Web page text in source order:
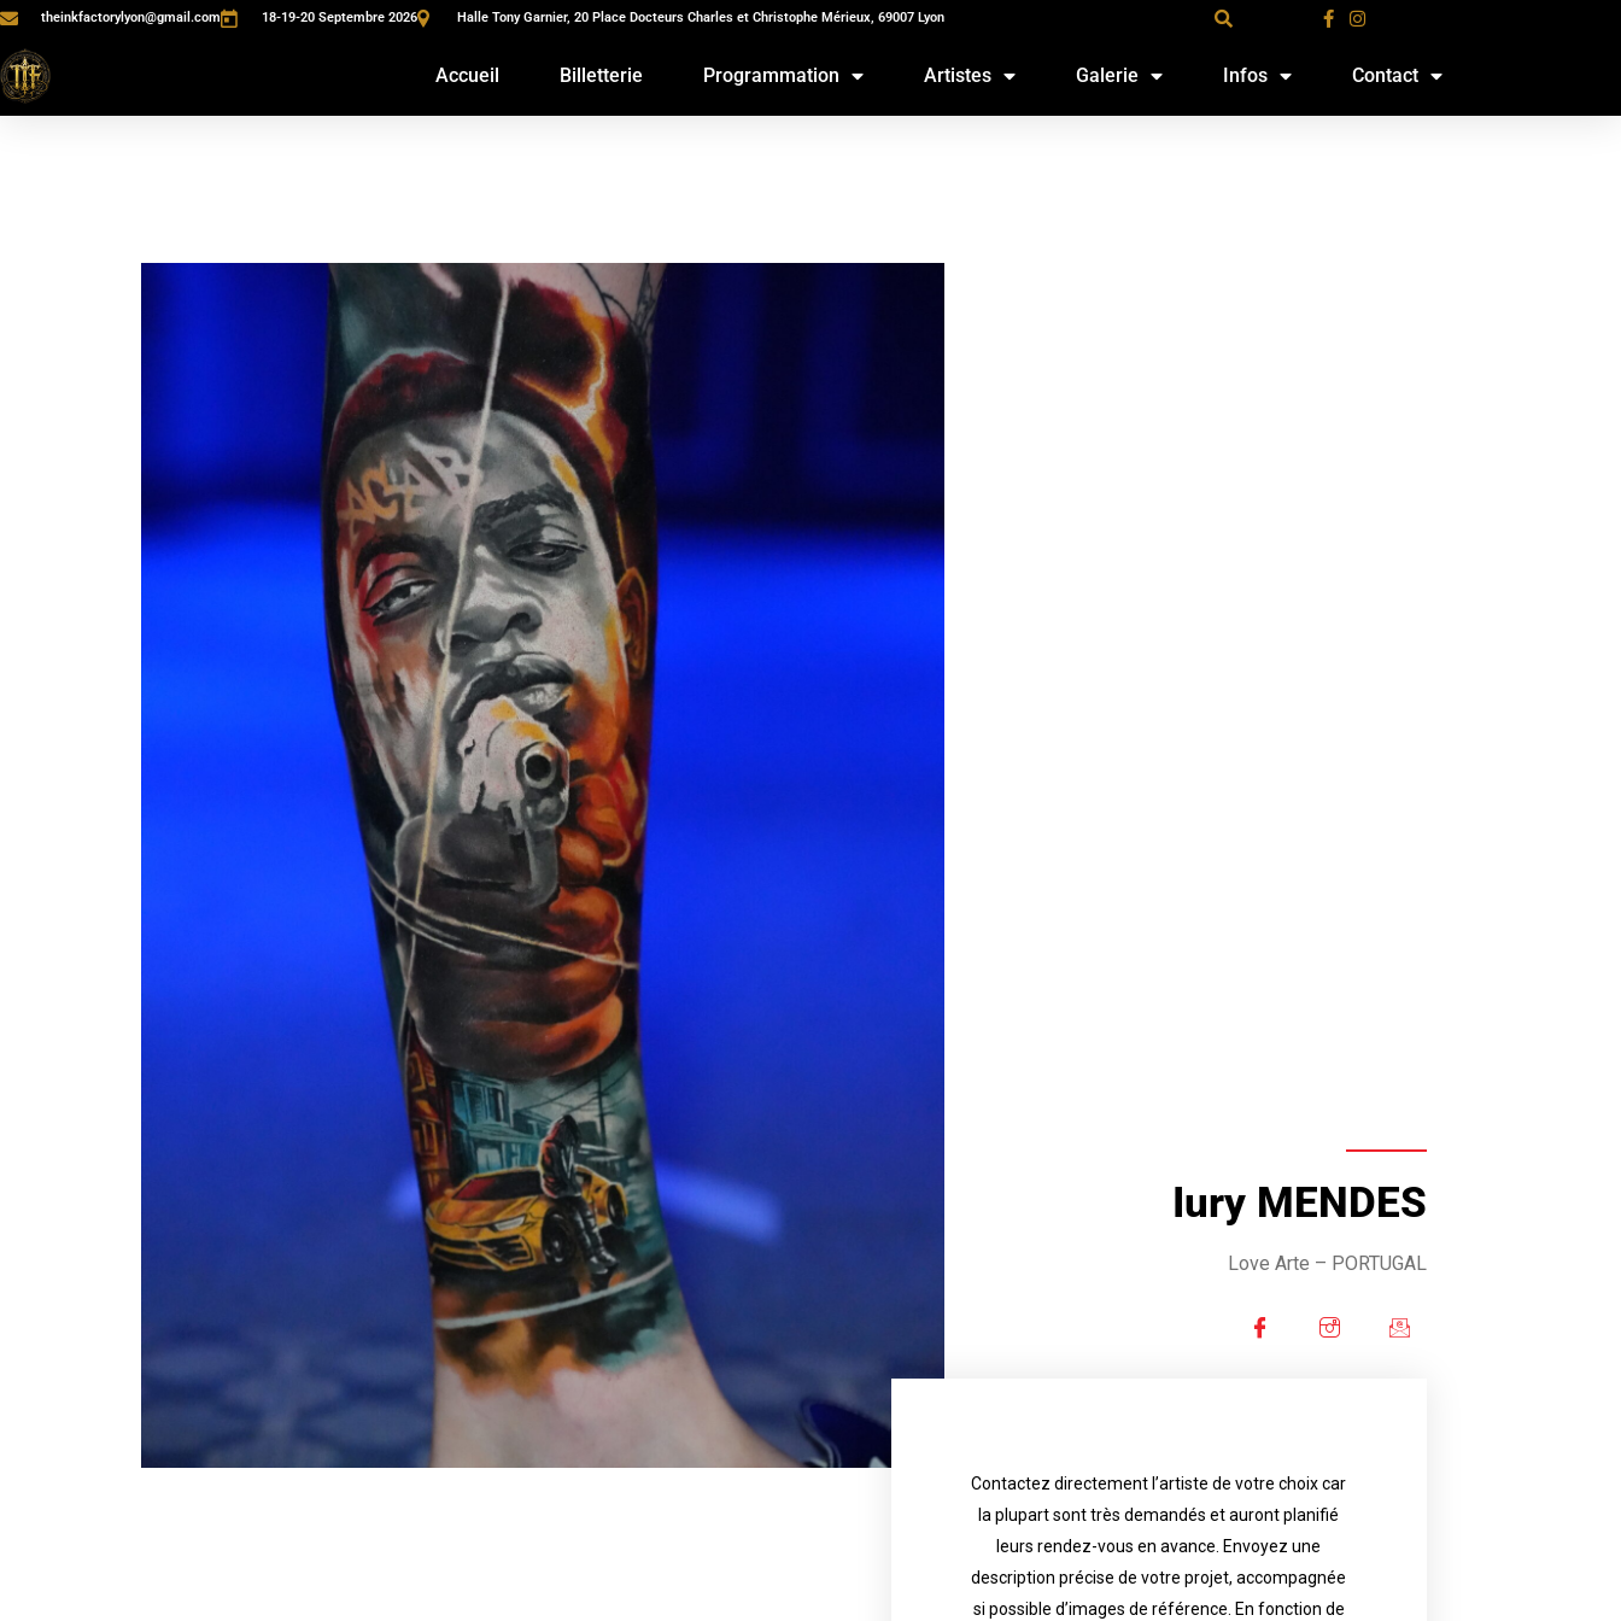
theinkfactorylyon@gmail.com 18-19-20 Septembre 2026 Halle Tony Garnier, 20 Place Docteurs Charles et Christophe Mérieux, 69007 Lyon
Accueil Billetterie Programmation Artistes Galerie Infos Contact
Iury MENDES
Love Arte – PORTUGAL
Contactez directement l’artiste de votre choix car
la plupart sont très demandés et auront planifié
leurs rendez-vous en avance. Envoyez une
description précise de votre projet, accompagnée
si possible d’images de référence. En fonction de
their appointments in advance. Send an accurate
description of your project, if possible attached
with reference images. Depending your request,
the tattoo artist will answer to tell you his
availability.